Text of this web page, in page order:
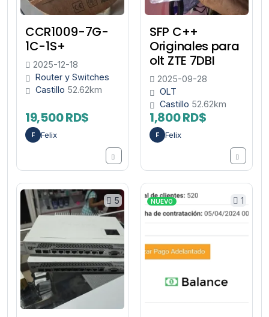
CCR1009-7G-
1C-1S+
2025-12-18
Router y Switches
Castillo 52.62km
19,500 RD$
F Felix
SFP C++
Originales para
olt ZTE 7DBI
2025-09-28
OLT
Castillo 52.62km
1,800 RD$
F Felix
5 1
NUEVO